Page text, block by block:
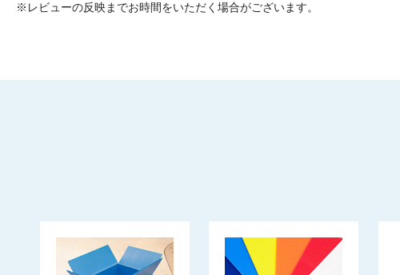
※レビューの反映までお時間をいただく場合がございます。